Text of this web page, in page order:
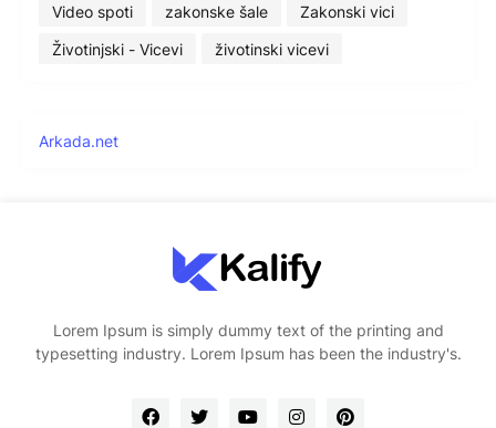
Video spoti
zakonske šale
Zakonski vici
Životinjski - Vicevi
životinski vicevi
Arkada.net
Lorem Ipsum is simply dummy text of the printing and
typesetting industry. Lorem Ipsum has been the industry's.